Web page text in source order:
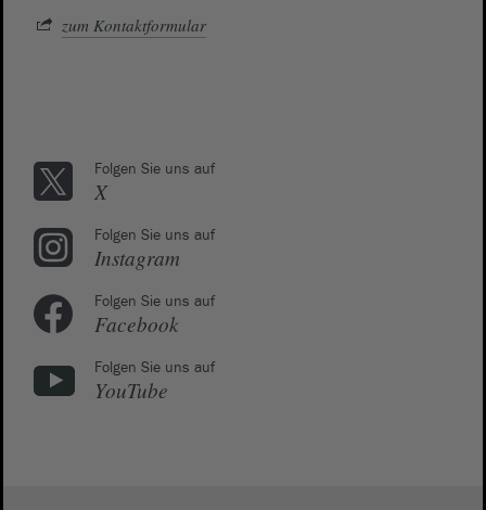
zum Kontaktformular
Folgen Sie uns auf
X
Folgen Sie uns auf
Instagram
Folgen Sie uns auf
Facebook
Folgen Sie uns auf
YouTube